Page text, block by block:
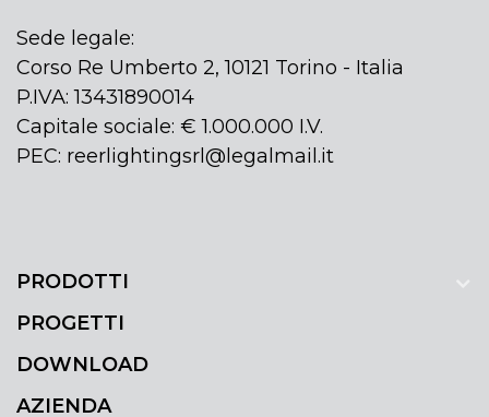
Sede legale:
Corso Re Umberto 2, 10121 Torino - Italia
P.IVA: 13431890014
Capitale sociale: € 1.000.000 I.V.
PEC: reerlightingsrl@legalmail.it
PRODOTTI
PROGETTI
DOWNLOAD
AZIENDA